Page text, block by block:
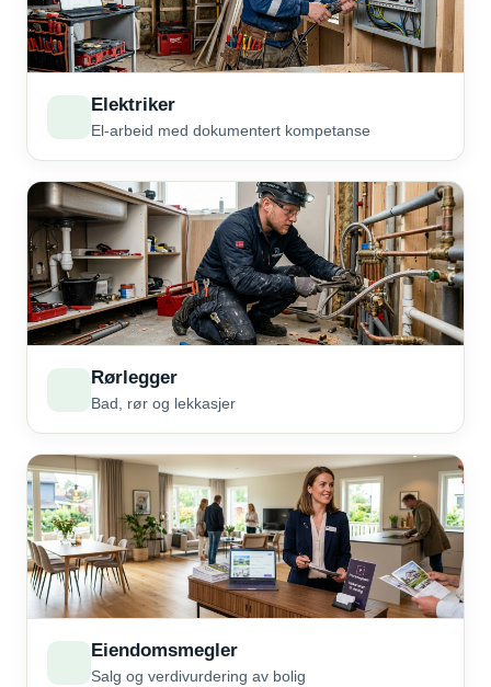
Elektriker
El-arbeid med dokumentert kompetanse
Rørlegger
Bad, rør og lekkasjer
Eiendomsmegler
Salg og verdivurdering av bolig